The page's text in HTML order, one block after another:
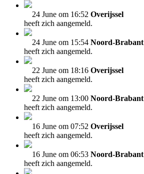
24 June om 16:52 Overijssel
heeft zich aangemeld.
24 June om 15:54 Noord-Brabant
heeft zich aangemeld.
22 June om 18:16 Overijssel
heeft zich aangemeld.
22 June om 13:00 Noord-Brabant
heeft zich aangemeld.
16 June om 07:52 Overijssel
heeft zich aangemeld.
16 June om 06:53 Noord-Brabant
heeft zich aangemeld.